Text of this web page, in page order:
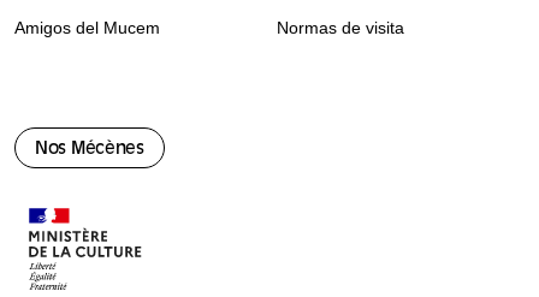
Nos Mécènes
Amigos del Mucem Normas de visita